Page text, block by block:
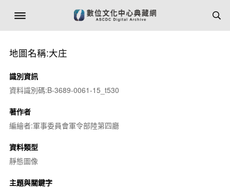
地圖名稱:大庄
識別資訊
資料識別碼:B-3689-0061-15_t530
著作者
編繪者:軍事委員會軍令部陸第四廳
資料類型
靜態圖像
主題與關鍵字